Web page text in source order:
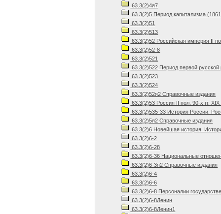
63.3(2)4я7
63.3(2)5 Период капитализма
63.3(2)51
63.3(2)513
63.3(2)52 Российская империя II
63.3(2)52-8
63.3(2)521
63.3(2)522 Период первой
63.3(2)523
63.3(2)524
63.3(2)52я2 Справочные издания
63.3(2)53 Россия II пол. 90-х гг. XIX
63.3(2)535-33 История России.
63.3(2)5я2 Справочные издания
63.3(2)6 Новейшая история.
63.3(2)6-2
63.3(2)6-28
63.3(2)6-36 Национальные
63.3(2)6-3я2 Справочные издания
63.3(2)6-4
63.3(2)6-6
63.3(2)6-8 Персоналии
63.3(2)6-8Ленин
63.3(2)6-8Ленин1